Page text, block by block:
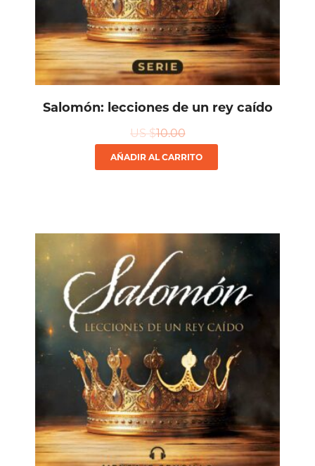
Salomón: lecciones de un rey caído
US $10.00
AÑADIR AL CARRITO